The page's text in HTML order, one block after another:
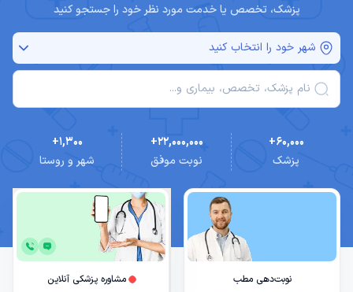
پزشک، تخصص یا خدمت مورد نظر خود را جستجو کنید
شهر خود را انتخاب کنید
نام پزشک، تخصص، بیماری و...
+60,000
پزشک
+22,000,000
نوبت موفق
+1,300
شهر و روستا
نوبت‌دهی مطب مشاوره پزشکی آنلاین